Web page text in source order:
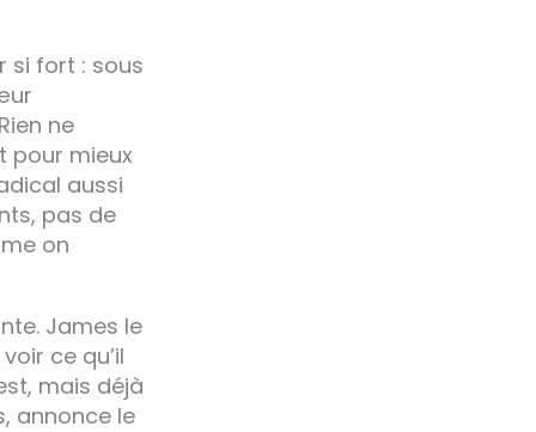
si fort : sous
ne
pour mieux
aussi
pas de
on
James le
ce qu’il
mais déjà
annonce le